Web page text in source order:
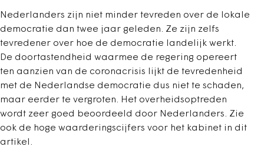
Nederlanders zijn niet minder tevreden over de lokale
democratie dan twee jaar geleden. Ze zijn zelfs
tevredener over hoe de democratie landelijk werkt.
De doortastendheid waarmee de regering opereert
ten aanzien van de coronacrisis lijkt de tevredenheid
met de Nederlandse democratie dus niet te schaden,
maar eerder te vergroten. Het overheidsoptreden
wordt zeer goed beoordeeld door Nederlanders. Zie
ook de hoge waarderingscijfers voor het kabinet in dit
artikel.